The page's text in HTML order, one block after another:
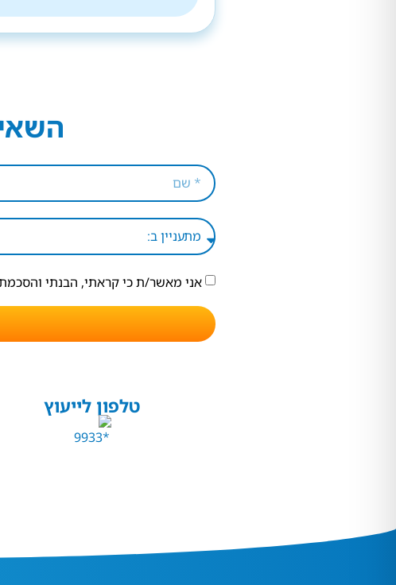
אני מאשר/ת כי קראתי, הבנתי
טלפון לייעוץ